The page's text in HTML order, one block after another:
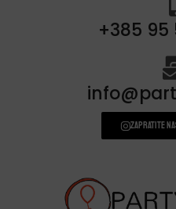
+385 95
Zapratite